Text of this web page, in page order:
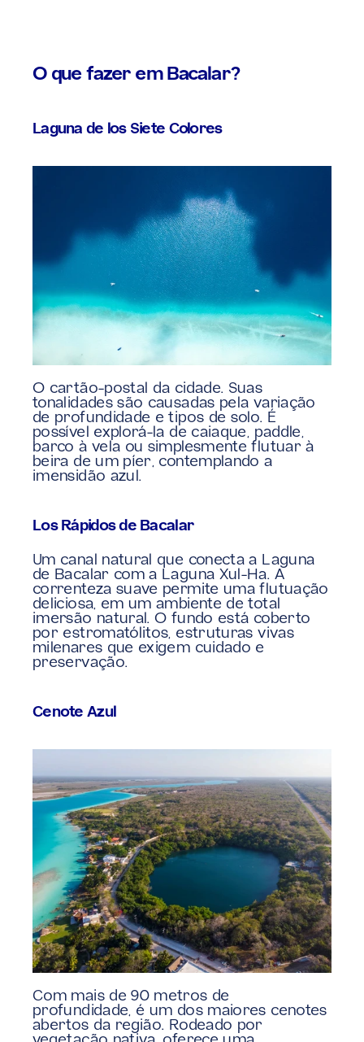
O que fazer em Bacalar?
Laguna de los Siete Colores
O cartão-postal da cidade. Suas
tonalidades são causadas pela variação
de profundidade e tipos de solo. É
possível explorá-la de caiaque, paddle,
barco à vela ou simplesmente flutuar à
beira de um píer, contemplando a
imensidão azul.
Los Rápidos de Bacalar
Um canal natural que conecta a Laguna
de Bacalar com a Laguna Xul-Ha. A
correnteza suave permite uma flutuação
deliciosa, em um ambiente de total
imersão natural. O fundo está coberto
por estromatólitos, estruturas vivas
milenares que exigem cuidado e
preservação.
Cenote Azul
Com mais de 90 metros de
profundidade, é um dos maiores cenotes
abertos da região. Rodeado por